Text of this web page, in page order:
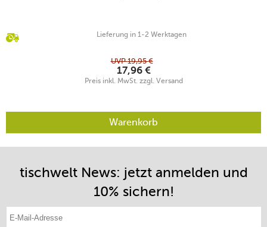
Lieferung in 1-2 Werktagen
UVP19,95 €
17,96 €
Preis inkl. MwSt. zzgl. Versand
Warenkorb
tischwelt News: jetzt anmelden und
10% sichern!
E-Mail-Adresse eintragen